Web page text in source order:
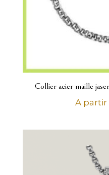
Homme
COVER
Montres
Thèmes
Cœurs et infinis
colliers à graver
Collier acier maille
A